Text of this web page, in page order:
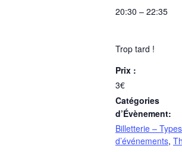
20:30 – 22:35
Trop tard !
Prix :
3€
Catégories
d’Évènement:
Billetterie – Types
d’événements,